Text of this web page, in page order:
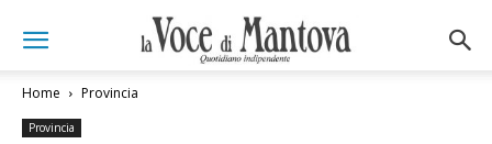
Home Provincia
Provincia